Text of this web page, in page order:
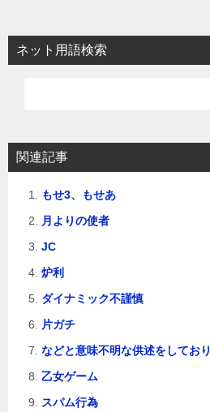
ネット用語検索
関連記事
もせ3、もせあ
月よりの使者
JC
炉利
ダイナミック不謹慎
片ガチ
などと意味不明な供述をしており
乙女ゲーム
スパム行為